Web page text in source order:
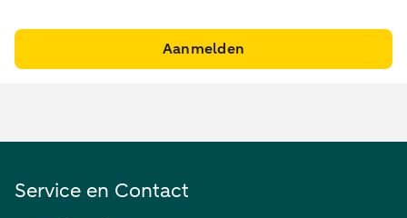
Aanmelden
Service en Contact